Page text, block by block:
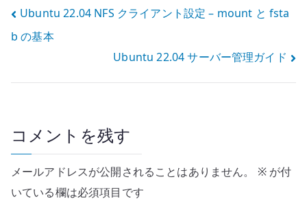
投
稿
ゲ
ー
シ
Ubuntu 22.04 NFS クライアント設定 – mount と fsta
b の基本
Ubuntu 22.04 サーバー管理ガイド
コメントを残す
メールアドレスが公開されることはありません。 ※が付
いている欄は必須項目です